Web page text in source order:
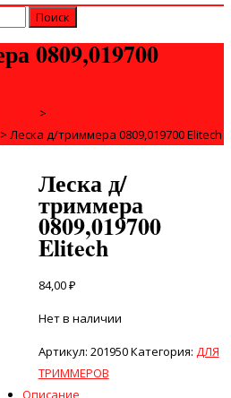
0809,019700
>
> Леска д/триммера 0809,019700 Elitech
Леска д/
триммера
0809,019700
Elitech
84,00₽
Нет в наличии
Артикул: 201950Категория: ДЛЯ
ТРИММЕРОВ
Описание